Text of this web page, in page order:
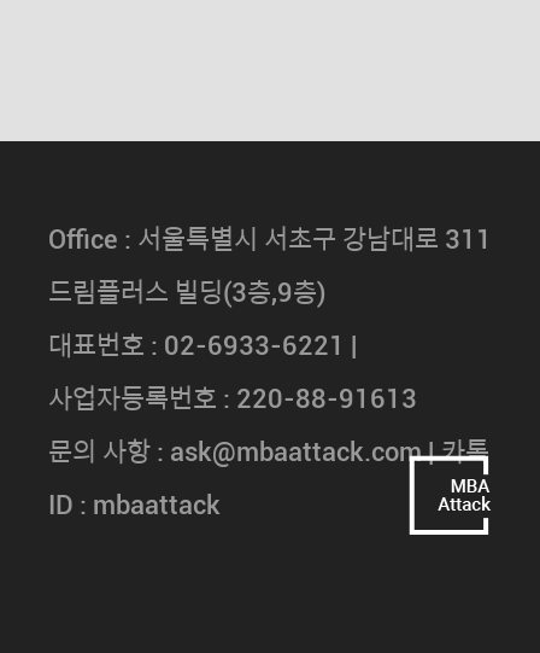
Office : 서울특별시 서초구 강남대로 311
드림플러스 빌딩(3층,9층)
대표번호 : 02-6933-6221 |
사업자등록번호 : 220-88-91613
문의 사항 : ask@mbaattack.com | 카톡
ID : mbaattack